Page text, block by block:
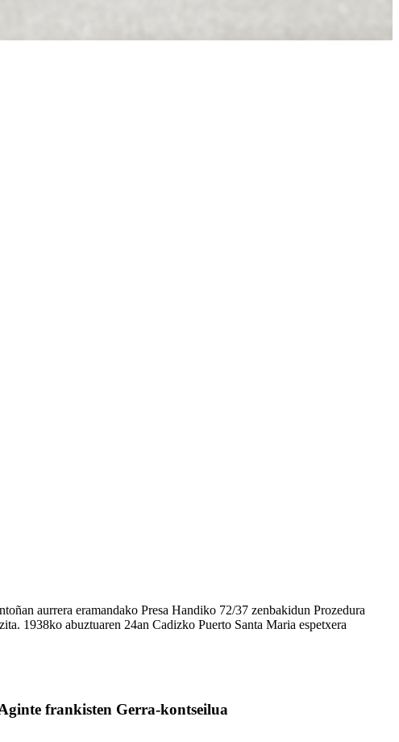
aurrera eramandako Presa Handiko 72/37 zenbakidun Prozedura
1938ko abuztuaren 24an Cadizko Puerto Santa Maria espetxera
frankisten Gerra-kontseilua